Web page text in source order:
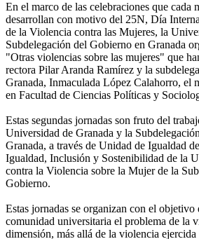
En el marco de las celebraciones que cada
desarrollan con motivo del 25N, Día
de la Violencia contra las Mujeres, la
Subdelegación del Gobierno en Granada
"Otras violencias sobre las mujeres" que
rectora Pilar Aranda Ramírez y la
Granada, Inmaculada López Calahorro, el
en Facultad de Ciencias Políticas y
Estas segundas jornadas son fruto del
Universidad de Granada y la
Granada, a través de Unidad de Igualdad
Igualdad, Inclusión y Sostenibilidad de la
contra la Violencia sobre la Mujer de la
Gobierno.
Estas jornadas se organizan con el objetivo
comunidad universitaria el problema de la
dimensión, más allá de la violencia